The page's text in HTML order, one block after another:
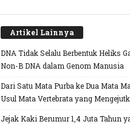
Artikel Lainnya
DNA Tidak Selalu Berbentuk Heliks
Non-B DNA dalam Genom Manusia
Dari Satu Mata Purba ke Dua Mata
Usul Mata Vertebrata yang
Jejak Kaki Berumur 1,4 Juta Tahun